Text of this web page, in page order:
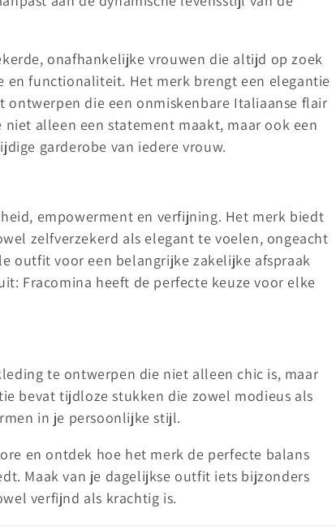
onafhankelijke vrouwen die altijd op zoek
en functionaliteit. Het merk brengt een elegantie
die een onmiskenbare Italiaanse flair
alleen een statement maakt, maar ook een
garderobe van iedere vrouw.
empowerment en verfijning. Het merk biedt
zelfverzekerd als elegant te voelen, ongeacht
outfit voor een belangrijke zakelijke afspraak
Fracomina heeft de perfecte keuze voor elke
te ontwerpen die niet alleen chic is, maar
bevat tijdloze stukken die zowel modieus als
in je persoonlijke stijl.
en ontdek hoe het merk de perfecte balans
Maak van je dagelijkse outfit iets bijzonders
verfijnd als krachtig is.